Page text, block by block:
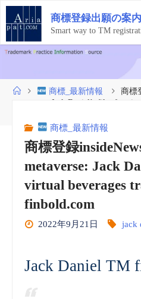
コ
テ
ン
ツ
ス
商標登録出願の案内
Smart way to TM
ホ
商標_最新情報
商標
metaverse: Jack Daniel’s files for
商標_最新情報
商標登録
metaverse: Jack
virtual beverages
finbold.com
2022年9月21日 jack
Jack Daniel TM